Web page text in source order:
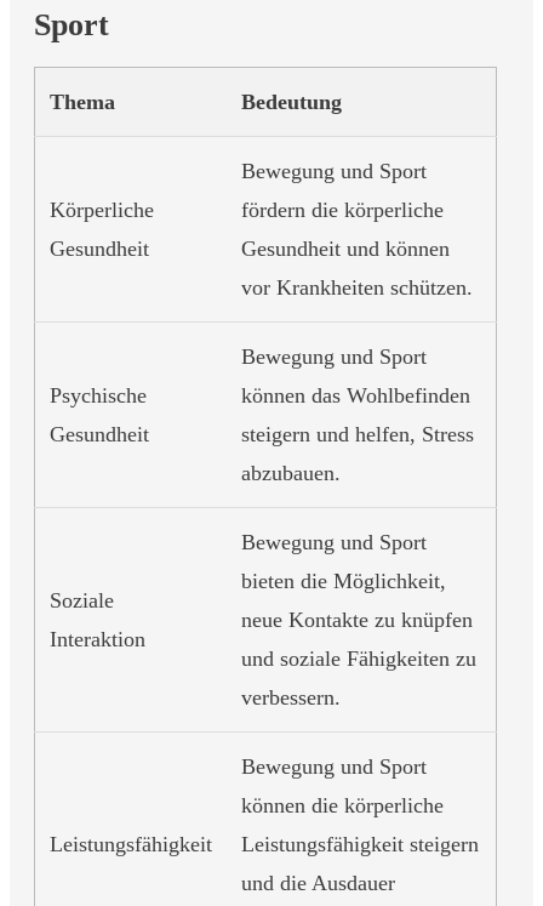
Sport
Thema Bedeutung
Körperliche
Gesundheit
Bewegung und Sport
fördern die körperliche
Gesundheit und können
vor Krankheiten schützen.
Psychische
Gesundheit
Bewegung und Sport
können das Wohlbefinden
steigern und helfen, Stress
abzubauen.
Soziale
Interaktion
Bewegung und Sport
bieten die Möglichkeit,
neue Kontakte zu knüpfen
und soziale Fähigkeiten zu
verbessern.
Leistungsfähigkeit
Bewegung und Sport
können die körperliche
Leistungsfähigkeit steigern
und die Ausdauer